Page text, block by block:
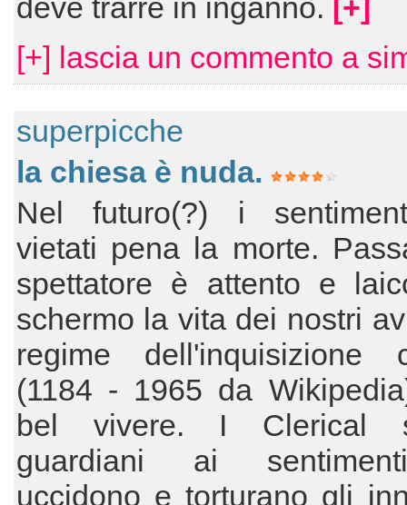
deve trarre in inganno. [+]
[+] lascia un commento a
superpicche
la chiesa è nuda.
Nel futuro(?) i
vietati pena la morte.
spettatore è attento e
schermo la vita dei nostri
regime dell'inquisizione
(1184 - 1965 da
bel vivere. I Clerical
guardiani ai
uccidono e torturano gli